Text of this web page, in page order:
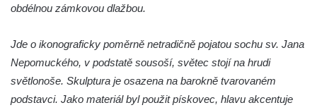
Socha Mystik v ZOO Hluboká
Socha Jana Valeria Jirsíka u Černé věže v
Českých Budějovicích
obdélnou zámkovou dlažbou.
Jde o ikonograficky poměrně netradičně pojatou sochu sv. Jana
Nepomuckého, v podstatě sousoší, světec stojí na hrudi
světlonoše. Skulptura je osazena na barokně tvarovaném
podstavci. Jako materiál byl použit pískovec, hlavu akcentuje